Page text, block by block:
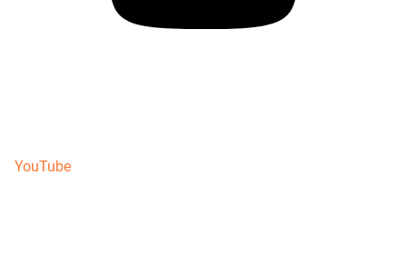
YouTube